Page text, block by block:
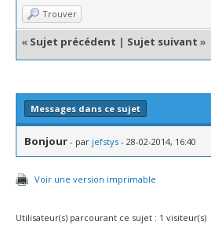
Trouver
« Sujet précédent | Sujet suivant »
Messages dans ce sujet
Bonjour - par jefstys - 28-02-2014, 16:40
Voir une version imprimable
Utilisateur(s) parcourant ce sujet : 1 visiteur(s)